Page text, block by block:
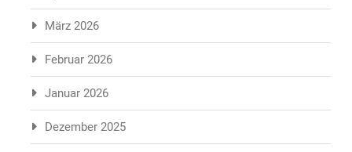
März 2026
Februar 2026
Januar 2026
Dezember 2025